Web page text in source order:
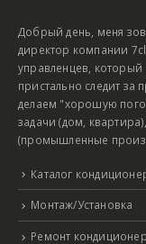
Добрый день, меня
директор компании
управленцев, который
пристально следит за
делаем "хорошую
задачи (дом,
(промышленные
Каталог
Монтаж/Установка
Ремонт